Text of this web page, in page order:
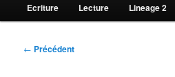
Ecriture Lecture Lineage 2
Navigation
← Précédent